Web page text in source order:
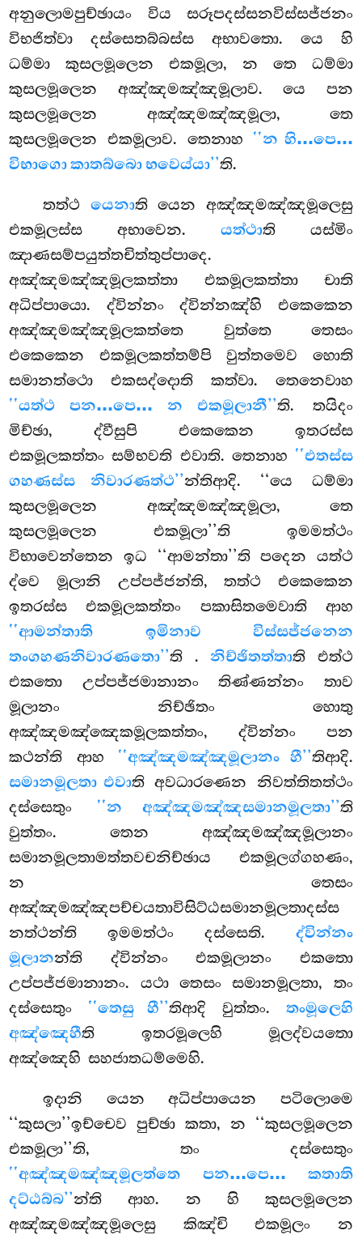
අනුලොමපුච්ඡායං විය සරූපදස්සනවිස්සජ්ජනං
විභජිත්වා දස්සෙතබ්බස්ස අභාවතො. යෙ හි
ධම්මා කුසලමූලෙන එකමූලා, න තෙ ධම්මා
කුසලමූලෙන අඤ්ඤමඤ්ඤමූලාව. යෙ පන
කුසලමූලෙන අඤ්ඤමඤ්ඤමූලා, තෙ
කුසලමූලෙන එකමූලාව. තෙනාහ ‘‘න හි…පෙ…
විභාගො කාතබ්බො භවෙය්යා’’ති.
තත්ථ යෙනාති යෙන අඤ්ඤමඤ්ඤමූලෙසු
එකමූලස්ස අභාවෙන. යත්ථාති යස්මිං
ඤාණසම්පයුත්තචිත්තුප්පාදෙ.
අඤ්ඤමඤ්ඤමූලකත්තා එකමූලකත්තා චාති
අධිප්පායො. ද්වින්නං ද්වින්නඤ්හි එකෙකෙන
අඤ්ඤමඤ්ඤමූලකත්තෙ වුත්තෙ තෙසං
එකෙකෙන එකමූලකත්තම්පි වුත්තමෙව හොති
සමානත්ථො එකසද්දොති කත්වා. තෙනෙවාහ
‘‘යත්ථ පන…පෙ… න එකමූලානී’’ති. තයිදං
මිච්ඡා, ද්වීසුපි එකෙකෙන ඉතරස්ස
එකමූලකත්තං සම්භවති එවාති. තෙනාහ ‘‘එතස්ස
ගහණස්ස නිවාරණත්ථ’’න්තිආදි. ‘‘යෙ ධම්මා
කුසලමූලෙන අඤ්ඤමඤ්ඤමූලා, තෙ
කුසලමූලෙන එකමූලා’’ති ඉමමත්ථං
විභාවෙන්තෙන ඉධ ‘‘ආමන්තා’’ති පදෙන යත්ථ
ද්වෙ මූලානි උප්පජ්ජන්ති, තත්ථ එකෙකෙන
ඉතරස්ස එකමූලකත්තං පකාසිතමෙවාති ආහ
‘‘ආමන්තාති ඉමිනාව විස්සජ්ජනෙන
තංගහණනිවාරණතො’’ති .නිච්ඡිතත්තාති එත්ථ
එකතො උප්පජ්ජමානානං තිණ්ණන්නං තාව
මූලානං නිච්ඡිතං හොතු
අඤ්ඤමඤ්ඤෙකමූලකත්තං, ද්වින්නං පන
කථන්ති ආහ ‘‘අඤ්ඤමඤ්ඤමූලානං හී’’තිආදි.
සමානමූලතා එවාති අවධාරණෙන නිවත්තිතත්ථං
දස්සෙතුං ‘‘න අඤ්ඤමඤ්ඤසමානමූලතා’’ති
වුත්තං. තෙන අඤ්ඤමඤ්ඤමූලානං
සමානමූලතාමත්තවචනිච්ඡාය එකමූලග්ගහණං,
න තෙසං
අඤ්ඤමඤ්ඤපච්චයතාවිසිට්ඨසමානමූලතාදස්ස
නත්ථන්ති ඉමමත්ථං දස්සෙති. ද්වින්නං
මූලානන්ති ද්වින්නං එකමූලානං එකතො
උප්පජ්ජමානානං. යථා තෙසං සමානමූලතා, තං
දස්සෙතුං ‘‘තෙසු හී’’තිආදි වුත්තං. තංමූලෙහි
අඤ්ඤෙහීති ඉතරමූලෙහි මූලද්වයතො
අඤ්ඤෙහි සහජාතධම්මෙහි.
ඉදානි යෙන අධිප්පායෙන පටිලොමෙ
‘‘කුසලා’’ඉච්චෙව පුච්ඡා කතා, න ‘‘කුසලමූලෙන
එකමූලා’’ති, තං දස්සෙතුං
‘‘අඤ්ඤමඤ්ඤමූලත්තෙ පන…පෙ… කතාති
දට්ඨබ්බ’’න්ති ආහ. න හි කුසලමූලෙන
අඤ්ඤමඤ්ඤමූලෙසු කිඤ්චි එකමූලං න